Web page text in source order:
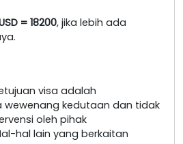
= 18200, jika lebih ada
visa adalah
wewenang kedutaan dan tidak
oleh pihak
hal lain yang berkaitan